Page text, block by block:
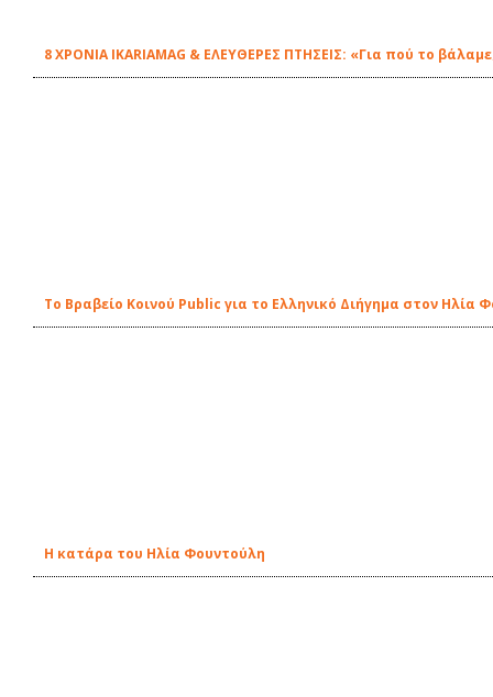
8 ΧΡΟΝΙΑ IKARIAMAG & ΕΛΕΥΘΕΡΕΣ ΠΤΗΣΕΙΣ: «Για πού το
Το Βραβείο Κοινού Public για το Ελληνικό Διήγημα στον Ηλία
Η κατάρα του Ηλία Φουντούλη